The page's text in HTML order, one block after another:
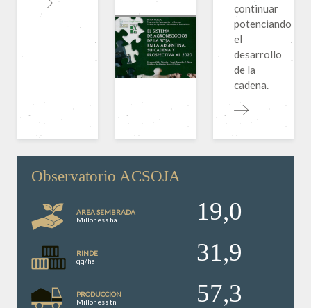
continuar
potenciando
el
desarrollo
de la
cadena.
Observatorio ACSOJA
AREA SEMBRADA
Milloness ha
19,0
RINDE
qq/ha
31,9
PRODUCCION
Milloness tn
57,3